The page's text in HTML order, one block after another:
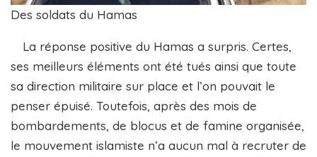
Des soldats du Hamas
La réponse positive du Hamas a surpris. Certes,
ses meilleurs éléments ont été tués ainsi que toute
sa direction militaire sur place et l’on pouvait le
penser épuisé. Toutefois, après des mois de
bombardements, de blocus et de famine organisée,
le mouvement islamiste n’a aucun mal à recruter de